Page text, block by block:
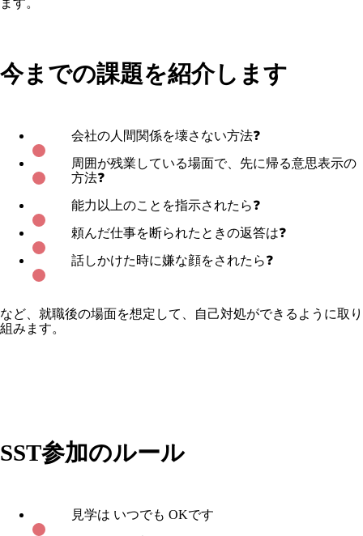
ます。
今までの課題を紹介します
会社の人間関係を壊さない方法❓
周囲が残業している場面で、先に帰る意思表示の
方法❓
能力以上のことを指示されたら❓
頼んだ仕事を断られたときの返答は❓
話しかけた時に嫌な顔をされたら❓
など、就職後の場面を想定して、自己対処ができるように取り
組みます。
SST参加のルール
見学は いつでも OKです